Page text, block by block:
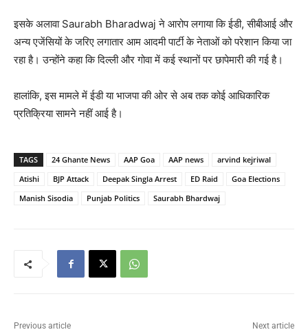
इसके अलावा Saurabh Bharadwaj ने आरोप लगाया कि ईडी, सीबीआई और
अन्य एजेंसियों के जरिए लगातार आम आदमी पार्टी के नेताओं को परेशान किया जा
रहा है। उन्होंने कहा कि दिल्ली और गोवा में कई स्थानों पर छापेमारी की गई है।
हालांकि, इस मामले में ईडी या भाजपा की ओर से अब तक कोई आधिकारिक
प्रतिक्रिया सामने नहीं आई है।
TAGS 24 Ghante News AAP Goa AAP news
arvind kejriwal
Atishi
BJP Attack Deepak Singla Arrest ED Raid
Goa Elections
Manish Sisodia
Punjab Politics Saurabh Bhardwaj
Previous article Next article